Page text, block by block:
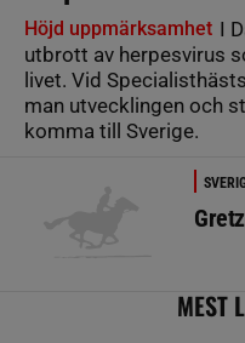
Höjd uppmärksamhet I
utbrott av herpesvirus
livet. Vid
man utvecklingen och
komma till Sverige.
MEST